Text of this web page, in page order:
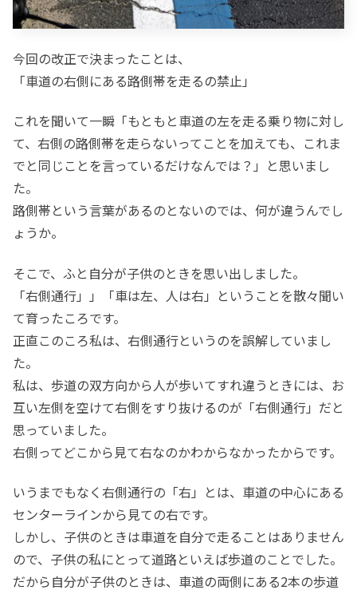
今回の改正で決まったことは、
「車道の右側にある路側帯を走るの禁止」
これを聞いて一瞬「もともと車道の左を走る乗り物に対し
て、右側の路側帯を走らないってことを加えても、これま
でと同じことを言っているだけなんでは？」と思いまし
た。
路側帯という言葉があるのとないのでは、何が違うんでし
ょうか。
そこで、ふと自分が子供のときを思い出しました。
「右側通行」」「車は左、人は右」ということを散々聞い
て育ったころです。
正直このころ私は、右側通行というのを誤解していまし
た。
私は、歩道の双方向から人が歩いてすれ違うときには、お
互い左側を空けて右側をすり抜けるのが「右側通行」だと
思っていました。
右側ってどこから見て右なのかわからなかったからです。
いうまでもなく右側通行の「右」とは、車道の中心にある
センターラインから見ての右です。
しかし、子供のときは車道を自分で走ることはありません
ので、子供の私にとって道路といえば歩道のことでした。
だから自分が子供のときは、車道の両側にある2本の歩道